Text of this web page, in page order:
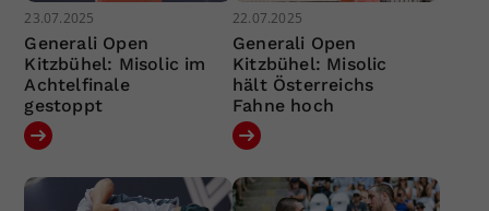
23.07.2025
Generali Open
Kitzbühel: Misolic im
Achtelfinale
gestoppt
22.07.2025
Generali Open
Kitzbühel: Misolic
hält Österreichs
Fahne hoch